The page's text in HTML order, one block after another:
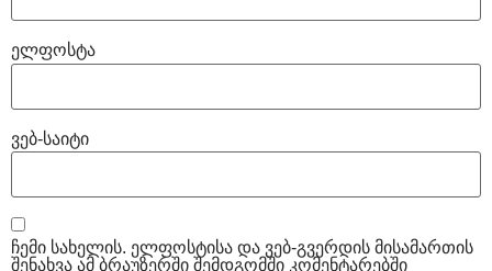
ელფოსტა
ვებ-საიტი
ჩემი სახელის. ელფოსტისა და ვებ-გვერდის მისამართის
შენახვა ამ ბრაუზერში შემდგომში კომენტარებში